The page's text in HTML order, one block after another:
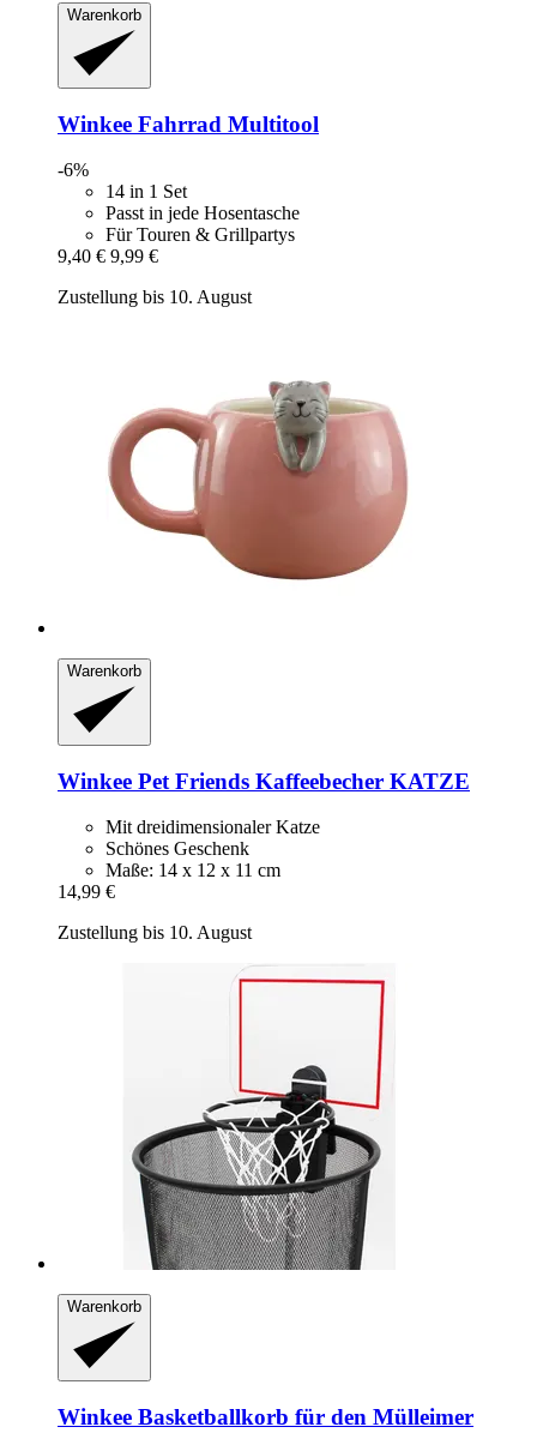
Warenkorb
Winkee Fahrrad Multitool
-6%
14 in 1 Set
Passt in jede Hosentasche
Für Touren & Grillpartys
9,40 € 9,99 €
Zustellung bis 10. August
Warenkorb
Winkee Pet Friends Kaffeebecher KATZE
Mit dreidimensionaler Katze
Schönes Geschenk
Maße: 14 x 12 x 11 cm
14,99 €
Zustellung bis 10. August
Warenkorb
Winkee Basketballkorb für den Mülleimer